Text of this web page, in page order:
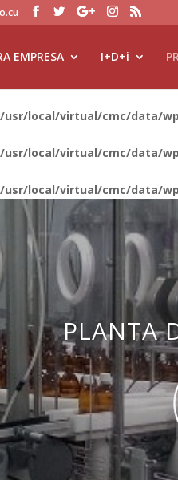
EMPRESA I+D+i
/usr/local/virtual/cmc/data/
/usr/local/virtual/cmc/data/
/usr/local/virtual/cmc/data/
PLANTA